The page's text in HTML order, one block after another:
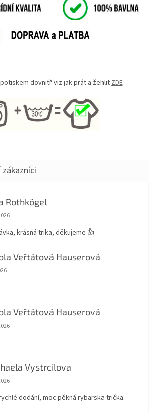
potiskem dovnitř viz jak prát a žehlitZDE
Rothkögel
obchodu je 5 z 5 hvězdiček.
krásná trika, děkujeme 👍
Veřtátová Hauserová
obchodu je 5 z 5 hvězdiček.
Veřtátová Hauserová
obchodu je 5 z 5 hvězdiček.
Vystrcilova
obchodu je 5 z 5 hvězdiček.
dodání, moc pěkná rybarska trička.